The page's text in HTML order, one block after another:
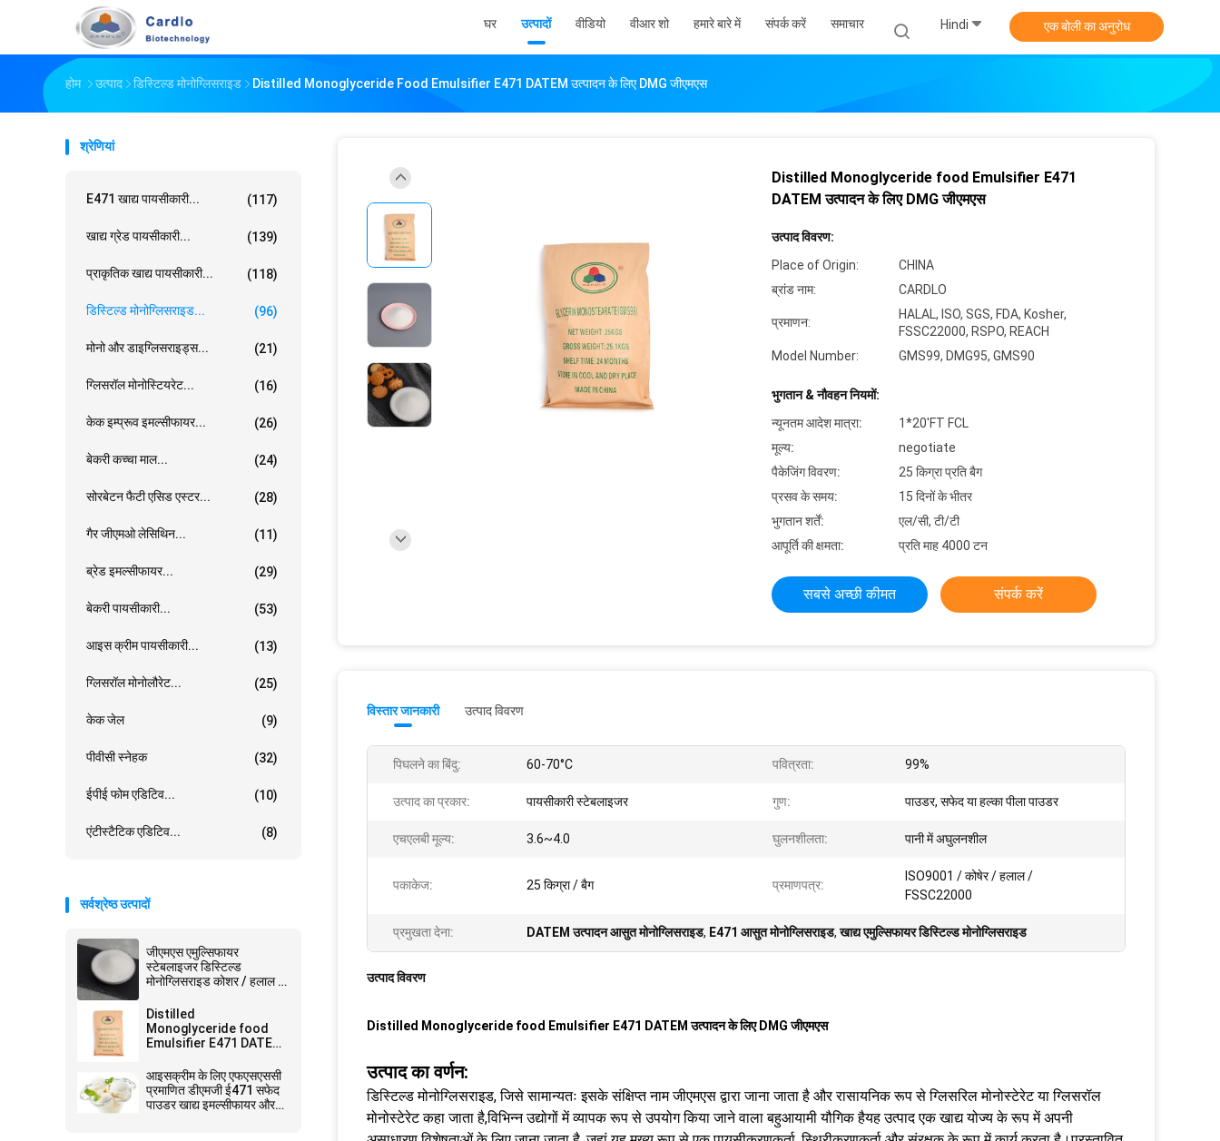
घर उत्पादों वीडियो वीआर शो हमारे बारे में संपर्क करें समाचार Hindi एक बोली का अनुरोध
होम उत्पाद डिस्टिल्ड मोनोग्लिसराइड Distilled Monoglyceride Food Emulsifier E471 DATEM उत्पादन के लिए DMG जीएमएस
श्रेणियां
E471 खाद्य पायसीकारी... (117)
खाद्य ग्रेड पायसीकारी... (139)
प्राकृतिक खाद्य पायसीकारी... (118)
डिस्टिल्ड मोनोग्लिसराइड... (96)
मोनो और डाइग्लिसराइड्स... (21)
ग्लिसरॉल मोनोस्टियरेट... (16)
केक इम्प्रूव इमल्सीफायर... (26)
बेकरी कच्चा माल... (24)
सोरबेटन फैटी एसिड एस्टर... (28)
गैर जीएमओ लेसिथिन... (11)
ब्रेड इमल्सीफायर... (29)
बेकरी पायसीकारी... (53)
आइस क्रीम पायसीकारी... (13)
ग्लिसरॉल मोनोलौरेट... (25)
केक जेल (9)
पीवीसी स्नेहक (32)
ईपीई फोम एडिटिव... (10)
एंटीस्टैटिक एडिटिव... (8)
सर्वश्रेष्ठ उत्पादों
जीएमएस एमुल्सिफायर
स्टेबलाइजर डिस्टिल्ड
मोनोग्लिसराइड कोशर / हलाल /
Distilled
Monoglyceride food
Emulsifier E471 DATEM
आइसक्रीम के लिए एफएसएससी
प्रमाणित डीएमजी ई471 सफेद
पाउडर खाद्य इमल्सीफायर और
Distilled Monoglyceride food Emulsifier E471
DATEM उत्पादन के लिए DMG जीएमएस
उत्पाद विवरण:
Place of Origin:
CHINA
ब्रांड नाम:
CARDLO
प्रमाणन:
HALAL, ISO, SGS, FDA, Kosher,
FSSC22000, RSPO, REACH
Model Number:
GMS99, DMG95, GMS90
भुगतान & नौवहन नियमों:
न्यूनतम आदेश मात्रा:
1*20'FT FCL
मूल्य:
negotiate
पैकेजिंग विवरण:
25 किग्रा प्रति बैग
प्रसव के समय:
15 दिनों के भीतर
भुगतान शर्तें:
एल/सी, टी/टी
आपूर्ति की क्षमता:
प्रति माह 4000 टन
सबसे अच्छी कीमत संपर्क करें
विस्तार जानकारी उत्पाद विवरण
पिघलने का बिंदु: 60-70°C पवित्रता: 99%
उत्पाद का प्रकार: पायसीकारी स्टेबलाइजर गुण: पाउडर, सफेद या हल्का पीला पाउडर
एचएलबी मूल्य: 3.6~4.0 घुलनशीलता: पानी में अघुलनशील
पकाकेज: 25 किग्रा / बैग प्रमाणपत्र:
ISO9001 / कोषेर / हलाल /
FSSC22000
प्रमुखता देना: DATEM उत्पादन आसुत मोनोग्लिसराइड, E471 आसुत मोनोग्लिसराइड,खाद्य एमुल्सिफायर डिस्टिल्ड मोनोग्लिसराइड
उत्पाद विवरण
Distilled Monoglyceride food Emulsifier E471 DATEM उत्पादन के लिए DMG जीएमएस
उत्पाद का वर्णन:
डिस्टिल्ड मोनोग्लिसराइड, जिसे सामान्यतः इसके संक्षिप्त नाम जीएमएस द्वारा जाना जाता है और रासायनिक रूप से ग्लिसरिल मोनोस्टेरेट या ग्लिसरॉल
मोनोस्टेरेट कहा जाता है,विभिन्न उद्योगों में व्यापक रूप से उपयोग किया जाने वाला बहुआयामी यौगिक हैयह उत्पाद एक खाद्य योज्य के रूप में अपनी